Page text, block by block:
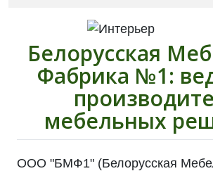
Белорусская
Фабрика №1:
мебельных
ООО "БМФ1" (Белорусская